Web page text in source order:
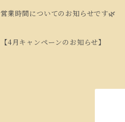
営業時間についてのお知らせです🌿
【4月キャンペーンのお知らせ】